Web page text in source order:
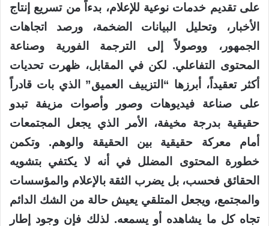
على تقديم خدمات نوعية للإعلام، بدءاً من تسريع إنتاج
الأخبار، وتحليل البيانات الضخمة، ورصد اتجاهات
الجمهور، ووصولاً إلى الترجمة الفورية وصناعة
المحتوى التفاعلي. لكن في المقابل، ظهرت تحديات
أكثر تعقيداً، أبرزها “التزييف العميق” الذي بات قادراً
على صناعة فيديوهات وصور وأصوات مزيفة تبدو
حقيقية بدرجة مخيفة، الأمر الذي يجعل المجتمعات
أمام معركة حقيقية بين الحقيقة والوهم. وتكمن
خطورة المحتوى المضلل في أنه لا يكتفي بتشويه
الحقائق فحسب، بل يضرب الثقة بالإعلام والمؤسسات
والمجتمع، ويجعل المتلقي يعيش حالة من الشك الدائم
تجاه كل ما يشاهده أو يسمعه. لذلك فإن وجود إطار